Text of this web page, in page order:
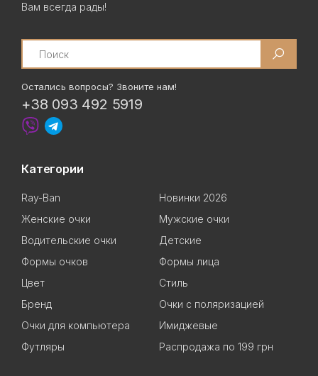
Вам всегда рады!
Search
Остались вопросы? Звоните нам!
+38 093 492 5919
Категории
Ray-Ban
Новинки 2026
Женские очки
Мужские очки
Водительские очки
Детские
Формы очков
Формы лица
Цвет
Стиль
Бренд
Очки с поляризацией
Очки для компьютера
Имиджевые
Футляры
Распродажа по 199 грн